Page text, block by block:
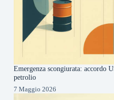
Emergenza scongiurata: accordo
petrolio
7 Maggio 2026